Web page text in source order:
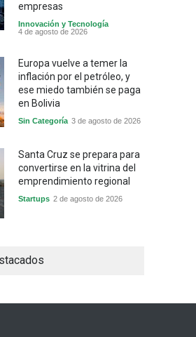
empresas
Innovación y Tecnología
4 de agosto de 2026
Europa vuelve a temer la
inflación por el petróleo, y
ese miedo también se paga
en Bolivia
Sin Categoría 3 de agosto de 2026
Santa Cruz se prepara para
convertirse en la vitrina del
emprendimiento regional
Startups 2 de agosto de 2026
industrial y el golpe puede
Sin Categoría 1 de agosto de 2026